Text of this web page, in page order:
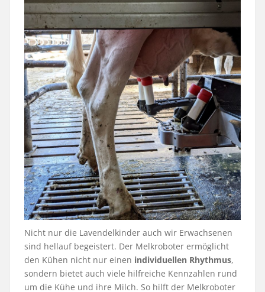
Nicht nur die Lavendelkinder auch wir Erwachsenen
sind hellauf begeistert. Der Melkroboter ermöglicht
den Kühen nicht nur einen individuellen Rhythmus,
sondern bietet auch viele hilfreiche Kennzahlen rund
um die Kühe und ihre Milch. So hilft der Melkroboter